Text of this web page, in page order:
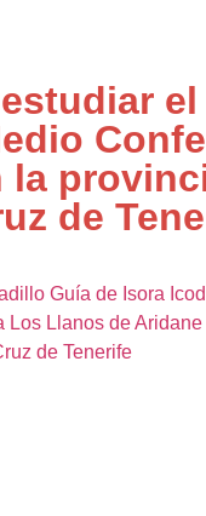
la
de
Guía de Isora
Los Llanos de Aridane
de Tenerife